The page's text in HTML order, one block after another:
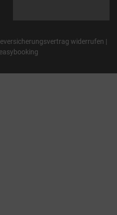
widerrufen
easybooking